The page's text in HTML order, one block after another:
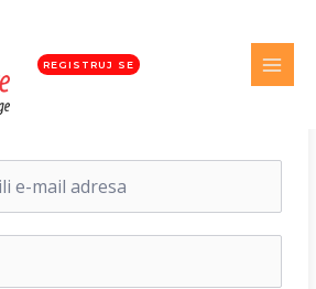
REGISTRUJ SE